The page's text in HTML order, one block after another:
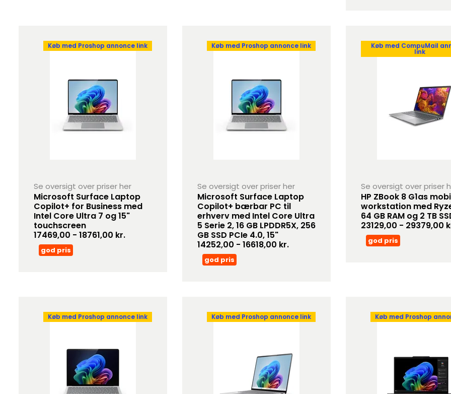
Køb med Proshop annonce link
Se oversigt over priser her
Microsoft Surface Laptop
Copilot+ for Business med
Intel Core Ultra 7 og 15"
touchscreen
17469,00 - 18761,00 kr.
god pris
Køb med Proshop annonce link
Se oversigt over priser her
Microsoft Surface Laptop
Copilot+ bærbar PC til
erhverv med Intel Core Ultra
5 Serie 2, 16 GB LPDDR5X, 256
GB SSD PCIe 4.0, 15"
14252,00 - 16618,00 kr.
god pris
Køb med CompuMail
link
Se oversigt over priser
HP ZBook 8 G1as
workstation med
64 GB RAM og 2 TB
23129,00 - 29379,00
god pris
Køb med Proshop annonce link Køb med Proshop annonce link Køb med Proshop